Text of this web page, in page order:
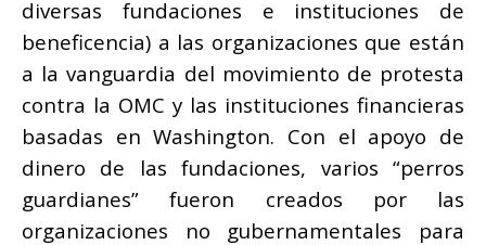
diversas fundaciones e instituciones de
beneficencia) a las organizaciones que están
a la vanguardia del movimiento de protesta
contra la OMC y las instituciones financieras
basadas en Washington. Con el apoyo de
dinero de las fundaciones, varios “perros
guardianes” fueron creados por las
organizaciones no gubernamentales para